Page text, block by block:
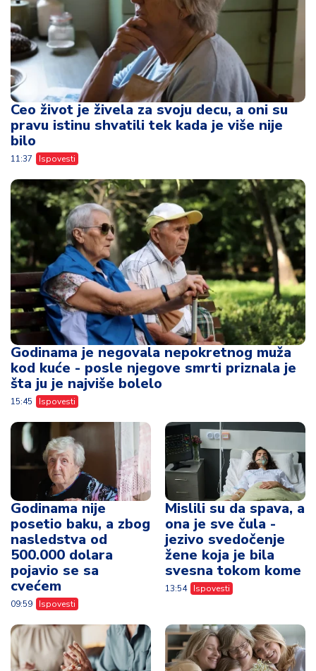
Ceo život je živela za svoju decu, a oni su
pravu istinu shvatili tek kada je više nije
bilo
11:37 Ispovesti
Godinama je negovala nepokretnog muža
kod kuće - posle njegove smrti priznala je
šta ju je najviše bolelo
15:45 Ispovesti
Godinama nije
posetio baku, a zbog
nasledstva od
500.000 dolara
pojavio se sa
cvećem
09:59 Ispovesti
Mislili su da spava, a
ona je sve čula -
jezivo svedočenje
žene koja je bila
svesna tokom kome
13:54 Ispovesti